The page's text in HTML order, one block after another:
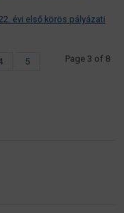
évi első körös pályázati
Page 3 of 8
5